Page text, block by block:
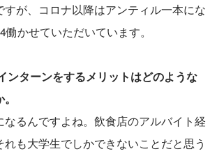
が、コロナ以降はアンティル一本にな
かせていただいています。
ターンをするメリットはどのような
なるんですよね。飲食店のアルバイト経
も大学生でしかできないことだと思う